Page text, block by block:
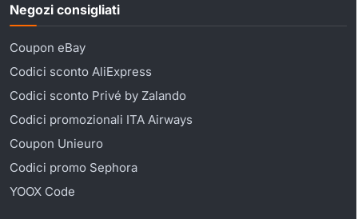
Negozi consigliati
Coupon eBay
Codici sconto AliExpress
Codici sconto Privé by Zalando
Codici promozionali ITA Airways
Coupon Unieuro
Codici promo Sephora
YOOX Code